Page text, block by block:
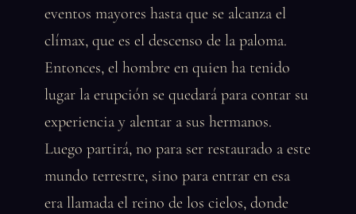
eventos mayores hasta que se alcanza el
clímax, que es el descenso de la paloma.
Entonces, el hombre en quien ha tenido
lugar la erupción se quedará para contar su
experiencia y alentar a sus hermanos.
Luego partirá, no para ser restaurado a este
mundo terrestre, sino para entrar en esa
era llamada el reino de los cielos, donde